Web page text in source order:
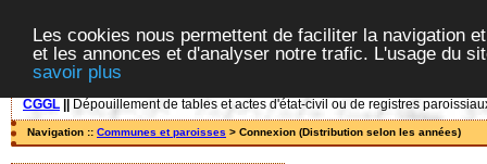
Les cookies nous permettent de faciliter la navigation
et les annonces et d'analyser notre trafic. L'usage du
savoir plus
CGGL Dépouillement de tables et actes d'état-civil ou de registres
Navigation :: Communes et paroisses > Connexion (Distribution selon les années)